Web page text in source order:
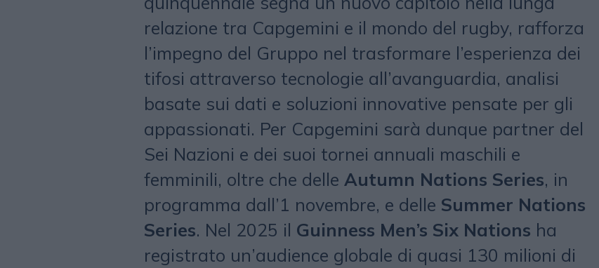
relazione tra Capgemini e il mondo del rugby, rafforza
l’impegno del Gruppo nel trasformare l’esperienza dei
tifosi attraverso tecnologie all’avanguardia, analisi
basate sui dati e soluzioni innovative pensate per gli
appassionati. Per Capgemini sarà dunque partner del
Sei Nazioni e dei suoi tornei annuali maschili e
femminili, oltre che delle Autumn Nations Series, in
programma dall’1 novembre, e delle Summer Nations
Series. Nel 2025 il Guinness Men’s Six Nations ha
registrato un’audience globale di quasi 130 milioni di